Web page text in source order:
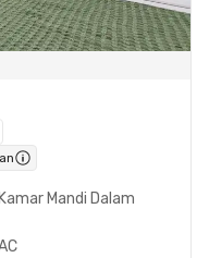
Kamar Mandi Dalam